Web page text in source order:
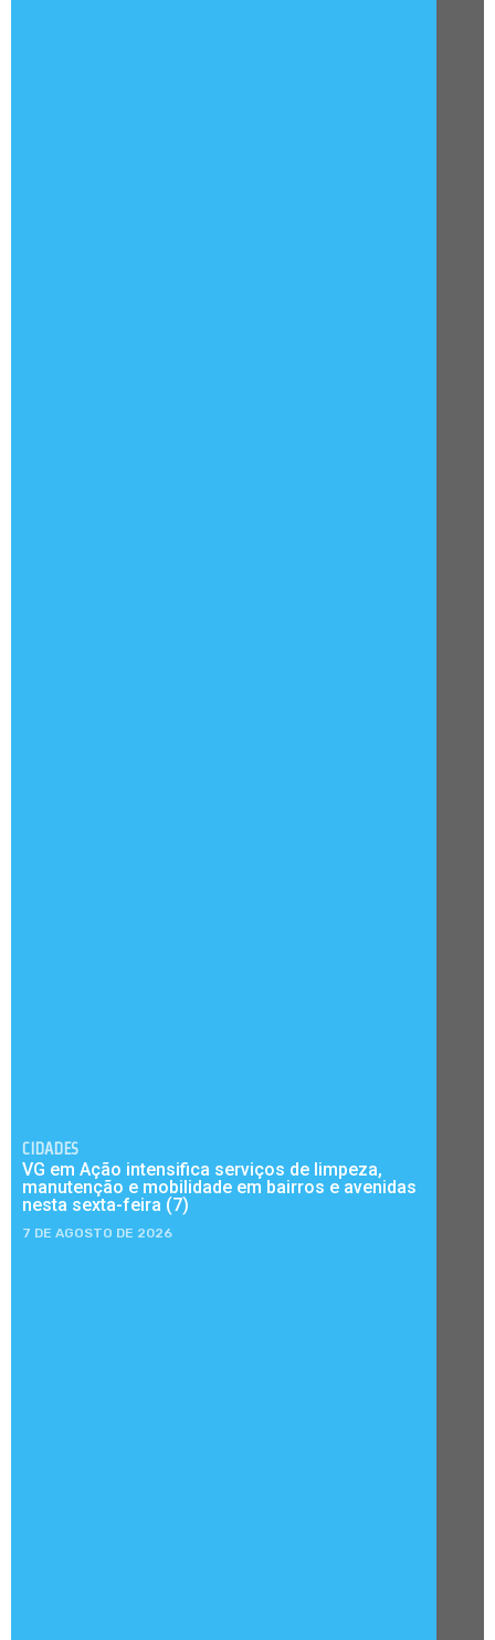
CIDADES
VG em Ação intensifica serviços de limpeza,
manutenção e mobilidade em bairros e avenidas
nesta sexta-feira (7)
7 DE AGOSTO DE 2026